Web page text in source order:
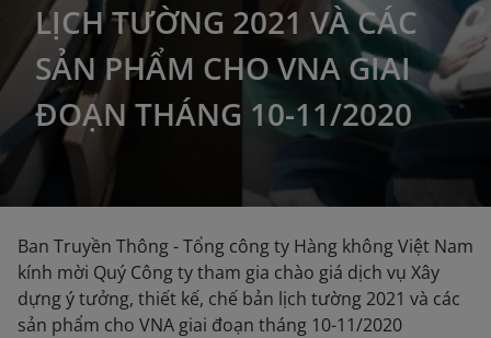
LỊCH TƯỜNG 2021 VÀ CÁC
SẢN PHẨM CHO VNA GIAI
ĐOẠN THÁNG 10-11/2020
Ban Truyền Thông - Tổng công ty Hàng không Việt Nam
kính mời Quý Công ty tham gia chào giá dịch vụ Xây
dựng ý tưởng, thiết kế, chế bản lịch tường 2021 và các
sản phẩm cho VNA giai đoạn tháng 10-11/2020